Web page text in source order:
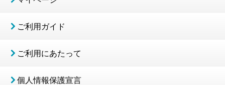
ご利用ガイド
ご利用にあたって
個人情報保護宣言